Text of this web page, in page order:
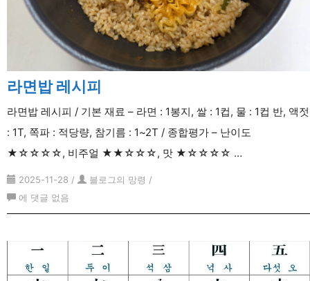
라면밥 레시피
라면밥 레시피 / 기본 재료 – 라면 : 1봉지, 쌀 : 1컵, 물 : 1컵 반, 액젓
: 1T, 쪽파 : 적당량, 참기름 : 1~2T / 종합평가 – 난이도
★☆☆☆☆, 비주얼 ★★☆☆☆, 맛 ★☆☆☆☆ …
2025-11-28 / 블로그의 망령 /
라
면
시
에 댓글 없음